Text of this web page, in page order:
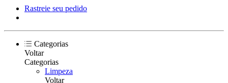
Rastreie seu pedido
Categorias
Voltar
Categorias
Limpeza
Voltar